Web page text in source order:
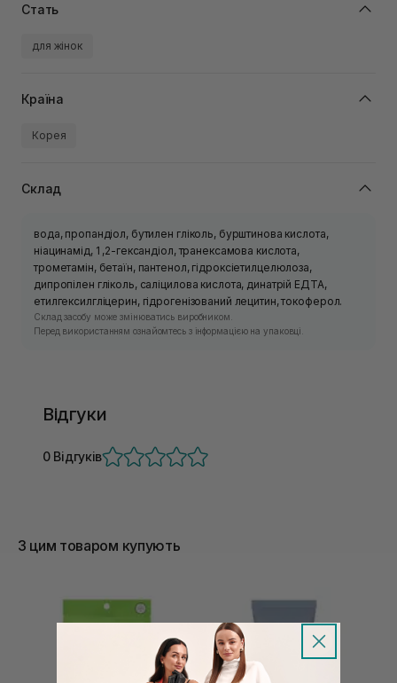
Стать
для жінок
Країна
Корея
Склад
вода, пропандіол, бутилен гліколь, бурштинова кислота,
ніацинамід, 1 ,2-гександіол, транексамова кислота,
трометамін, бетаїн, пантенол, гідроксіетилцелюлоза,
дипропілен гліколь, саліцилова кислота, динатрій ЕДТА,
етилгексилгліцерин, гідрогенізований лецитин, токоферол.
Склад засобу може змінюватись виробником.
Перед використанням ознайомтесь з інформацією на упаковці.
Відгуки
0 Відгуків
З цим товаром купують